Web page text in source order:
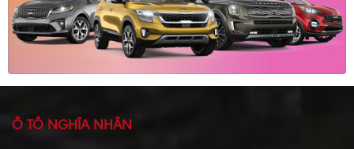
Ô TÔ NGHĨA NHÂN